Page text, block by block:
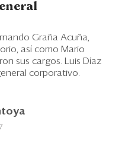
Graña Acuña,
así como Mario
sus cargos. Luis Díaz
corporativo.